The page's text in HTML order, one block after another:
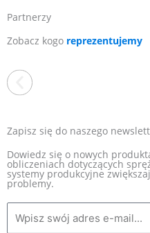
Partnerzy
Zobacz kogo reprezentujemy
EXAIR
Jesteśmy wyłącznym
w Polsce. To producent, który
standardy w branży produktów
powietrzem. Oferta obejmuje
Zapisz się do naszego
Dowiedz się o nowych
obliczeniach dotyczących
systemy produkcyjne
problemy.